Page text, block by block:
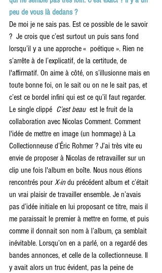
peu de vous là dedans ?
De moi je ne sais pas. Est ce possible de le savoir
?  Je crois que c’est surtout un puis sans fond
lorsqu’il y a une approche «  poétique ». Rien ne
s’arrête à de l’explicatif, de la certitude, de
l'affirmatif. On aime à côté, on s’illusionne mais en
toute bonne foi, on le sait ou on ne le sait pas, et
c’est ce bordel infini qui est ce qu’il faut regarder.
Le single clippé C’est beau est le fruit de la
collaboration avec Nicolas Comment. Comment
l'idée de mettre en image (un hommage) à La
Collectionneuse d’Éric Rohmer ? J’ai très vite eu
envie de proposer à Nicolas de retravailler sur un
clip une fois l'album en boîte. Nous nous étions
rencontrés pour X-in du précédent album et c’était
un vrai plaisir de travailler ensemble. Je n’avais
pas d’idée initiale en lui proposant ce titre, mais il
me paraissait le premier à mettre en forme, et puis
comme il donnait son nom à l’album, ça semblait
inévitable. Lorsqu’on en a parlé, on a regardé des
bandes annonces, et celle de la collectionneuse. Il
y avait alors un truc évident, pas la peine de